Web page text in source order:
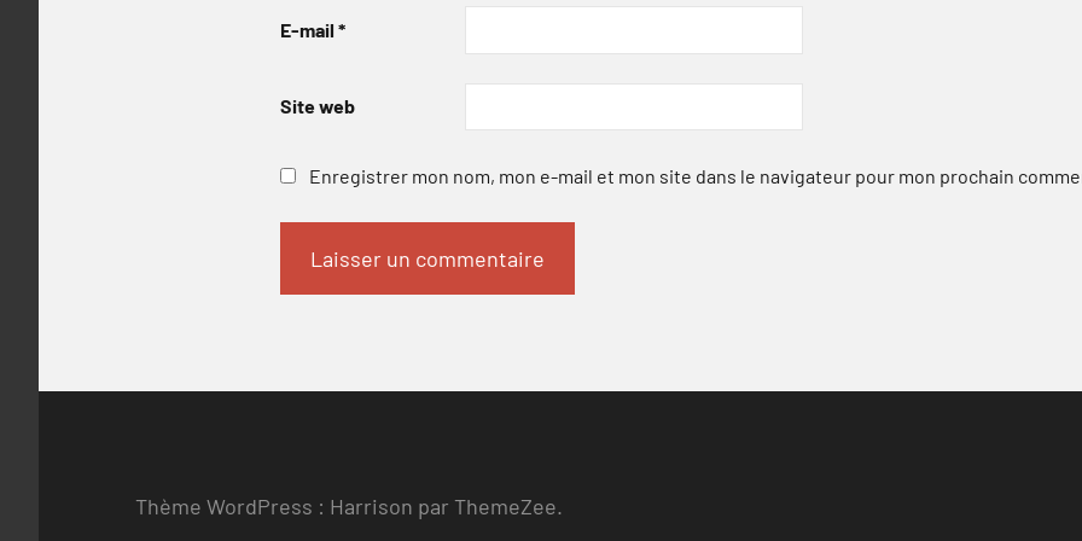
E-mail *
Site web
Enregistrer mon nom, mon e-mail et mon site dans le navigateur pour mon prochain
Thème WordPress : Harrison par ThemeZee.